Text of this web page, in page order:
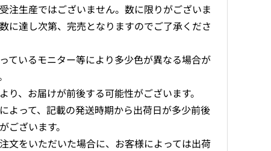
注生産ではございません。数に限りがございま
に達し次第、完売となりますのでご了承くださ
ているモニター等により多少色が異なる場合が
り、お届けが前後する可能性がございます。
よって、記載の発送時期から出荷日が多少前後
ございます。
文をいただいた場合に、お客様によっては出荷